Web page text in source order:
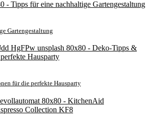
Gartengestaltung
für die perfekte Hausparty